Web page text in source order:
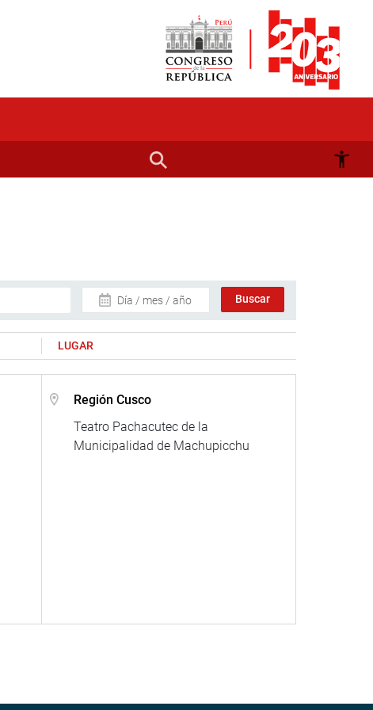
Día / mes / año
LUGAR
Región Cusco
Teatro Pachacutec de la
Municipalidad de Machupicchu